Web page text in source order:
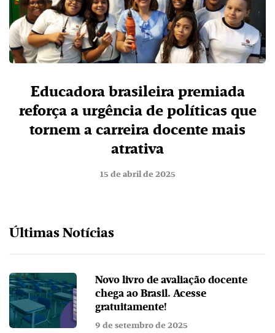
Educadora brasileira premiada
reforça a urgência de políticas que
tornem a carreira docente mais
atrativa
15 de abril de 2025
Últimas Notícias
Novo livro de avaliação docente
chega ao Brasil. Acesse
gratuitamente!
9 de setembro de 2025